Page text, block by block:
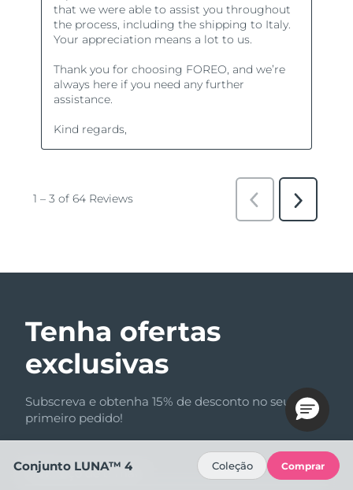
Tenha ofertas
exclusivas
Subscreva e obtenha 15% de desconto no seu
primeiro pedido!
Endereço de e-mail
Conjunto LUNA™ 4 Coleção Comprar